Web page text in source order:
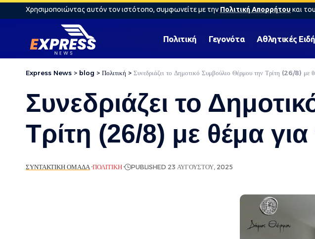
Χρησιμοποιώντας αυτόν τον ιστότοπο, συμφωνείτε με την Πολιτική Απορρήτου και
Πολιτική Γεγονότα Αθλητικές
Express News > blog > Πολιτική > Συνεδριάζει το Δημοτικό Συμβούλιο Θέρμου την Τρίτη (26/8)
Συνεδριάζει το
Τρίτη (26/8) με θέμα
ΣΥΝΤΑΚΤΙΚΉ ΟΜΆΔΑ ΠΟΛΙΤΙΚΉ PUBLISHED 23 ΑΥΓΟΎΣΤΟΥ, 2025